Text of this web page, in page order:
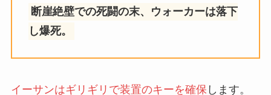
断崖絶壁での死闘の末、ウォーカーは落下
し爆死。
イーサンはギリギリで装置のキーを確保 します。